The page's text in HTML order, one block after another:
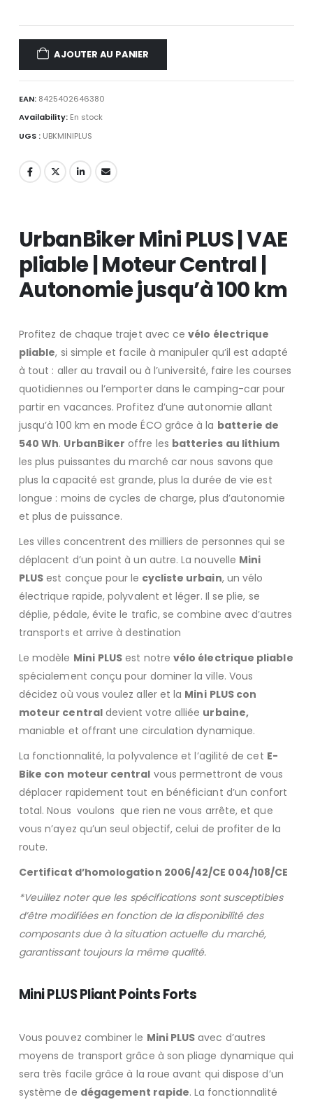
AJOUTER AU PANIER
EAN: 8425402646380
Availability: En stock
UGS : UBKMINIPLUS
UrbanBiker Mini PLUS | VAE
pliable | Moteur Central |
Autonomie jusqu’à 100 km
Profitez de chaque trajet avec cevélo électrique
pliable, si simple et facile à manipuler qu’il est adapté
à tout : aller au travail ou à l’université, faire les courses
quotidiennes ou l’emporter dans le camping-car pour
partir en vacances. Profitez d’une autonomie allant
jusqu’à 100 km en mode ÉCO grâce à la batterie de
540 Wh. UrbanBiker offre les batteries au lithium
les plus puissantes du marché car nous savons que
plus la capacité est grande, plus la durée de vie est
longue : moins de cycles de charge, plus d’autonomie
et plus de puissance.
Les villes concentrent des milliers de personnes qui se
déplacent d’un point à un autre. La nouvelle Mini
PLUS est conçue pour le cycliste urbain, un vélo
électrique rapide, polyvalent et léger. Il se plie, se
déplie, pédale, évite le trafic, se combine avec d’autres
transports et arrive à destination
Le modèle Mini PLUS est notre vélo électrique pliable
spécialement conçu pour dominer la ville. Vous
décidez où vous voulez aller et la Mini PLUS con
moteur centraldevient votre alliée urbaine,
maniable et offrant une circulation dynamique.
La fonctionnalité, la polyvalence et l’agilité de cet E-
Bike con moteur central vous permettront de vous
déplacer rapidement tout en bénéficiant d’un confort
total. Nous voulons que rien ne vous arrête, et que
vous n’ayez qu’un seul objectif, celui de profiter de la
route.
Certificat d’homologation 2006/42/CE 004/108/CE
*Veuillez noter que les spécifications sont susceptibles
d’être modifiées en fonction de la disponibilité des
composants due à la situation actuelle du marché,
garantissant toujours la même qualité.
Mini PLUS Pliant Points Forts
Vous pouvez combiner le Mini PLUS avec d’autres
moyens de transport grâce à son pliage dynamique qui
sera très facile grâce à la roue avant qui dispose d’un
système de dégagement rapide. La fonctionnalité